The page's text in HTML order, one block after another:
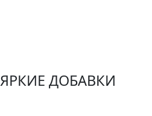
ЯРКИЕ ДОБАВКИ